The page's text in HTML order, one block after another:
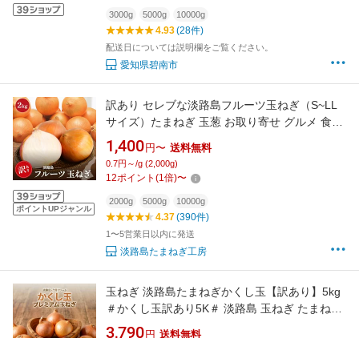
3000g 5000g 10000g
4.93(28件)
配送日については説明欄をご覧ください。
愛知県碧南市
ポイントUPジャンル
訳あり セレブな淡路島フルーツ玉ねぎ（S~LL
サイズ）たまねぎ 玉葱 お取り寄せ グルメ 食品
食べ物 タマネギ 淡路島産 わけあり 野菜 産地
直送 ランキング 人気 兵庫 淡路産 10kg 送料無
料 直売所 wake 20260801
1,400 円〜 送料無料
0.7円～/g (2,000g)
12ポイント (1倍)〜
2000g 5000g 10000g
4.37(390件)
1〜5営業日以内に発送
淡路島たまねぎ工房
玉ねぎ 淡路島たまねぎかくし玉【訳あり】5kg
＃かくし玉訳あり5K＃ 淡路島 玉ねぎ たまねぎ
玉葱 たまねぎ葱 玉ねぎ
3,790 円 送料無料